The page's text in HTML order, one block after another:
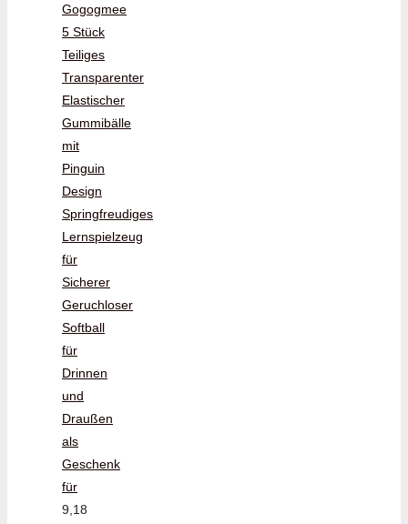
Gogogmee
5 Stück
Teiliges
Transparenter
Elastischer
Gummibälle
mit
Pinguin
Design
Springfreudiges
Lernspielzeug
für
Sicherer
Geruchloser
Softball
für
Drinnen
und
Draußen
als
Geschenk
für
9,18